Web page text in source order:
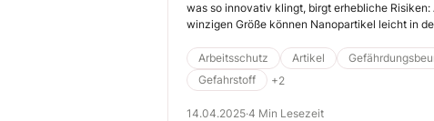
was so innovativ klingt, birgt erhebliche Risiken:
winzigen Größe können Nanopartikel leicht in
Diese unsichtbare Gefahr stellt besondere
Arbeitsschutz. Doch wie können Unternehmen
diesen Risiken schützen?
Arbeitsschutz Artikel
Gefahrstoff
+2
14.04.2025·4 Min Lesezeit